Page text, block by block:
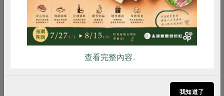
生產者面對面
0811鹽田慢時光_洲南鹽場的土地、海風與鹽
查看完整內容..
我知道了